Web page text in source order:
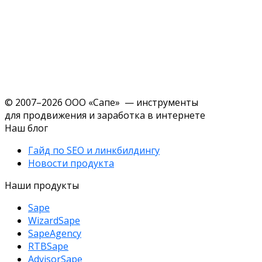
© 2007–2026 ООО «Сапе» — инструменты
для продвижения и заработка в интернете
Наш блог
Гайд по SEO и линкбилдингу
Новости продукта
Наши продукты
Sape
WizardSape
SapeAgency
RTBSape
AdvisorSape